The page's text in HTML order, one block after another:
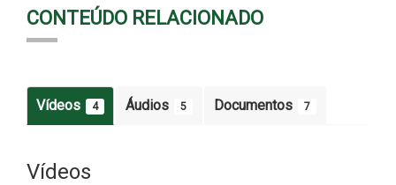
CONTEÚDO RELACIONADO
Vídeos 4 Áudios 5 Documentos 7
Vídeos